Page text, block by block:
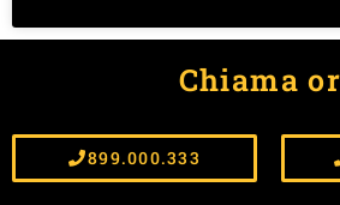
Chiama
899.000.333